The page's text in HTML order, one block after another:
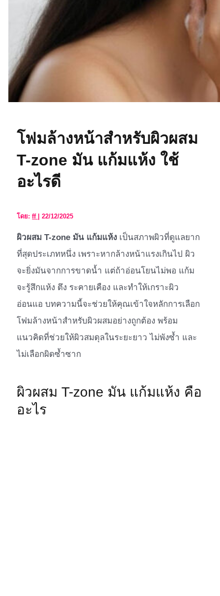
โฟมล้างหน้าสำหรับผิวผสม
T-zone มัน แก้มแห้ง ใช้
อะไรดี
โดย:ff |22/12/2025
ผิวผสม T-zone มัน แก้มแห้ง เป็นสภาพผิวที่ดูแลยาก
ที่สุดประเภทหนึ่ง เพราะหากล้างหน้าแรงเกินไป ผิว
จะยิ่งมันจากการขาดน้ำ แต่ถ้าอ่อนโยนไม่พอ แก้ม
จะรู้สึกแห้ง ตึง ระคายเคือง และทำให้เกราะผิว
อ่อนแอ บทความนี้จะช่วยให้คุณเข้าใจหลักการเลือก
โฟมล้างหน้าสำหรับผิวผสมอย่างถูกต้อง พร้อม
แนวคิดที่ช่วยให้ผิวสมดุลในระยะยาว ไม่พังซ้ำ และ
ไม่เลือกผิดซ้ำซาก
ผิวผสม T-zone มัน แก้มแห้ง คือ
อะไร